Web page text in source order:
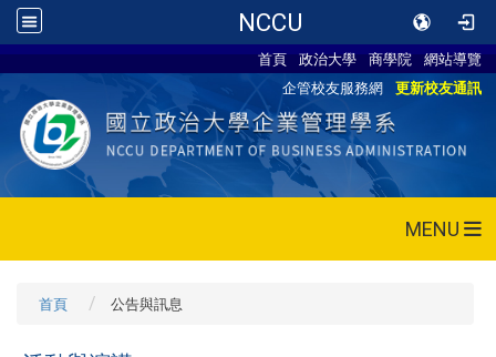
NCCU
首頁 政治大學 商學院
網站導覽
企管校友服務網
更新校友通訊
MENU
首頁 公告與訊息